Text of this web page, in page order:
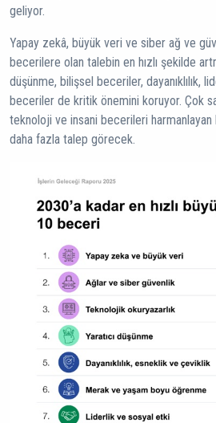
geliyor.
Yapay zekâ, büyük veri ve siber ağ ve
becerilere olan talebin en hızlı şekilde
düşünme, bilişsel beceriler, dayanıklılık,
beceriler de kritik önemini koruyor. Çok
teknoloji ve insani becerileri
daha fazla talep görecek.